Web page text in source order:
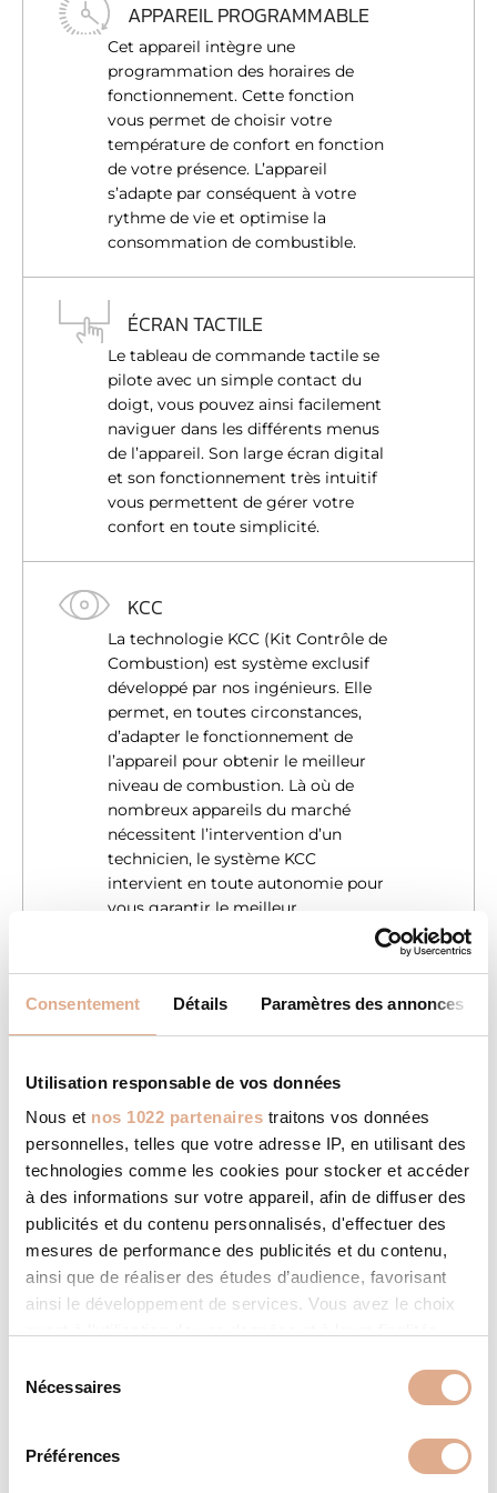
Consentement Détails Paramètres des annonces
Utilisation responsable de vos données
Nous et nos 1022 partenaires traitons vos données
personnelles, telles que votre adresse IP, en utilisant des
technologies comme les cookies pour stocker et accéder
à des informations sur votre appareil, afin de diffuser des
publicités et du contenu personnalisés, d'effectuer des
mesures de performance des publicités et du contenu,
ainsi que de réaliser des études d’audience, favorisant
ainsi le développement de services. Vous avez le choix
tout moment en consultant la Déclaration relative aux
cookies ou en cliquant sur l'icône de confidentialité.
Si vous le permettez, nous aimerions également :
Nécessaires
Préférences
APPAREIL PROGRAMMABLE
Cet appareil intègre une
programmation des horaires de
fonctionnement. Cette fonction
vous permet de choisir votre
température de confort en fonction
de votre présence. L’appareil
s’adapte par conséquent à votre
rythme de vie et optimise la
consommation de combustible.
ÉCRAN TACTILE
Le tableau de commande tactile se
pilote avec un simple contact du
doigt, vous pouvez ainsi facilement
naviguer dans les différents menus
de l’appareil. Son large écran digital
et son fonctionnement très intuitif
vous permettent de gérer votre
confort en toute simplicité.
KCC
La technologie KCC (Kit Contrôle de
Combustion) est système exclusif
développé par nos ingénieurs. Elle
permet, en toutes circonstances,
d’adapter le fonctionnement de
l’appareil pour obtenir le meilleur
niveau de combustion. Là où de
nombreux appareils du marché
nécessitent l’intervention d’un
technicien, le système KCC
intervient en toute autonomie pour
vous garantir le meilleur
La technologie SMART
VENTILATION lorsqu’elle est activée,
permet au poêle de fonctionner en
convection naturelle sans
l’assistance des ventilateurs de
soufflerie. L’utilisation des
ventilateurs étant réservée au
besoin de montées en température
rapides. La ventilation intelligente
est idéale pour les montées en
température douces ou pour le
habitation, le tout dans un silence